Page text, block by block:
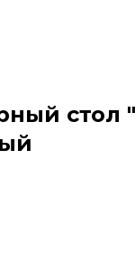
стол